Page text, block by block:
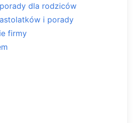
dla rodziców
i porady
firmy